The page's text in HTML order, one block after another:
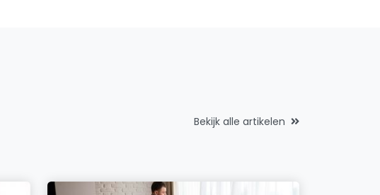
Bekijk alle artikelen